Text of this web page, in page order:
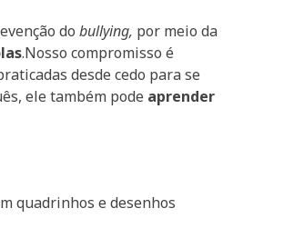
dobullying, por meio da
.Nosso compromisso é
desde cedo para se
ele também pode aprender
quadrinhos e desenhos